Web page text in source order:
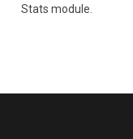
Stats module.